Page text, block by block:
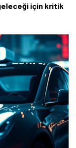
için kritik